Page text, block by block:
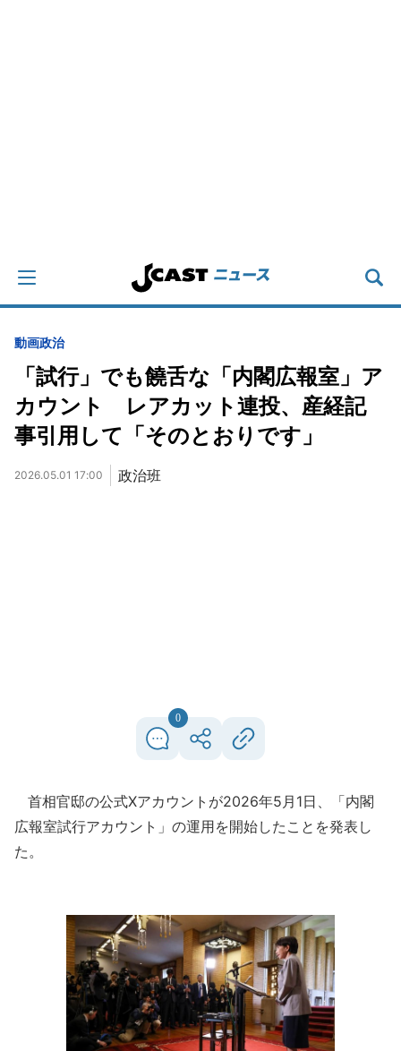
動画政治
「試行」でも饒舌な「内閣広報室」ア
カウント レアカット連投、産経記
事引用して「そのとおりです」
2026.05.01 17:00 政治班
0
首相官邸の公式Xアカウントが2026年5月1日、「内閣
広報室試行アカウント」の運用を開始したことを発表し
た。